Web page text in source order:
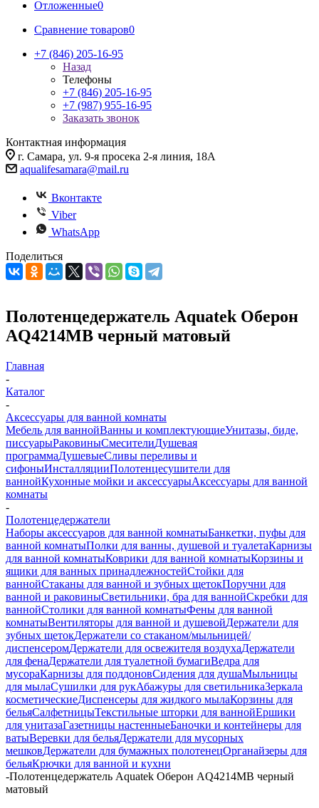
Отложенные0
Сравнение товаров0
+7 (846) 205-16-95
Назад
Телефоны
+7 (846) 205-16-95
+7 (987) 955-16-95
Заказать звонок
Контактная информация
г. Самара, ул. 9-я просека 2-я линия, 18А
aqualifesamara@mail.ru
Вконтакте
Viber
WhatsApp
Поделиться
Полотенцедержатель Aquatek Оберон
AQ4214MB черный матовый
Главная
-
Каталог
-
Аксессуары для ванной комнаты
Мебель для ваннойВанны и комплектующиеУнитазы, биде,
писсуарыРаковиныСмесителиДушевая
программаДушевыеСливы переливы и
сифоныИнсталляцииПолотенцесушители для
ваннойКухонные мойки и аксессуарыАксессуары для ванной
комнаты
-
Полотенцедержатели
Наборы аксессуаров для ванной комнатыБанкетки, пуфы для
ванной комнатыПолки для ванны, душевой и туалетаКарнизы
для ванной комнатыКоврики для ванной комнатыКорзины и
ящики для ванных принадлежностейСтойки для
ваннойСтаканы для ванной и зубных щетокПоручни для
ванной и раковиныСветильники, бра для ваннойСкребки для
ваннойСтолики для ванной комнатыФены для ванной
комнатыВентиляторы для ванной и душевойДержатели для
зубных щетокДержатели со стаканом/мыльницей/
диспенсеромДержатели для освежителя воздухаДержатели
для фенаДержатели для туалетной бумагиВедра для
мусораКарнизы для поддоновСидения для душаМыльницы
для мылаСушилки для рукАбажуры для светильникаЗеркала
косметическиеДиспенсеры для жидкого мылаКорзины для
бельяСалфетницыТекстильные шторки для ваннойЕршики
для унитазаГазетницы настенныеБаночки и контейнеры для
ватыВеревки для бельяДержатели для мусорных
мешковДержатели для бумажных полотенецОрганайзеры для
бельяКрючки для ванной и кухни
-Полотенцедержатель Aquatek Оберон AQ4214MB черный
матовый